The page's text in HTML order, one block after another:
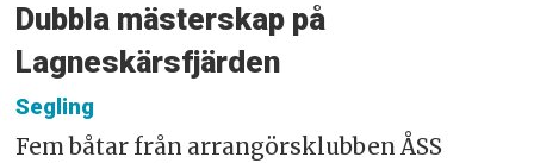
Dubbla mästerskap på
Lagneskärsfjärden
Segling
Fem båtar från arrangörsklubben ÅSS